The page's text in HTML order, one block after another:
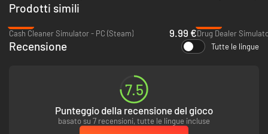
Definisci l’aspetto del tuo saloon, pulisci dopo le lunghe notti e decidi
funzione e trasforma il locale in un punto di riferimento per la città.
Prodotti simili
Cash Cleaner Simulator - PC (Steam)
9.99 €Drug Dealer
Recensione Tutte le lingue
7.5
Punteggio della recensione del gioco
basato su 7 recensioni, tutte le lingue incluse